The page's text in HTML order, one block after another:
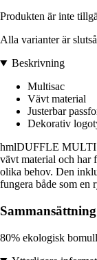
Produkten är inte
Alla varianter är
Beskrivning
Multisac
Vävt material
Justerbar
Dekorativ
hmlDUFFLE MULTI
vävt material och har
olika behov. Den
fungera både som en
Sammansättning
80% ekologisk